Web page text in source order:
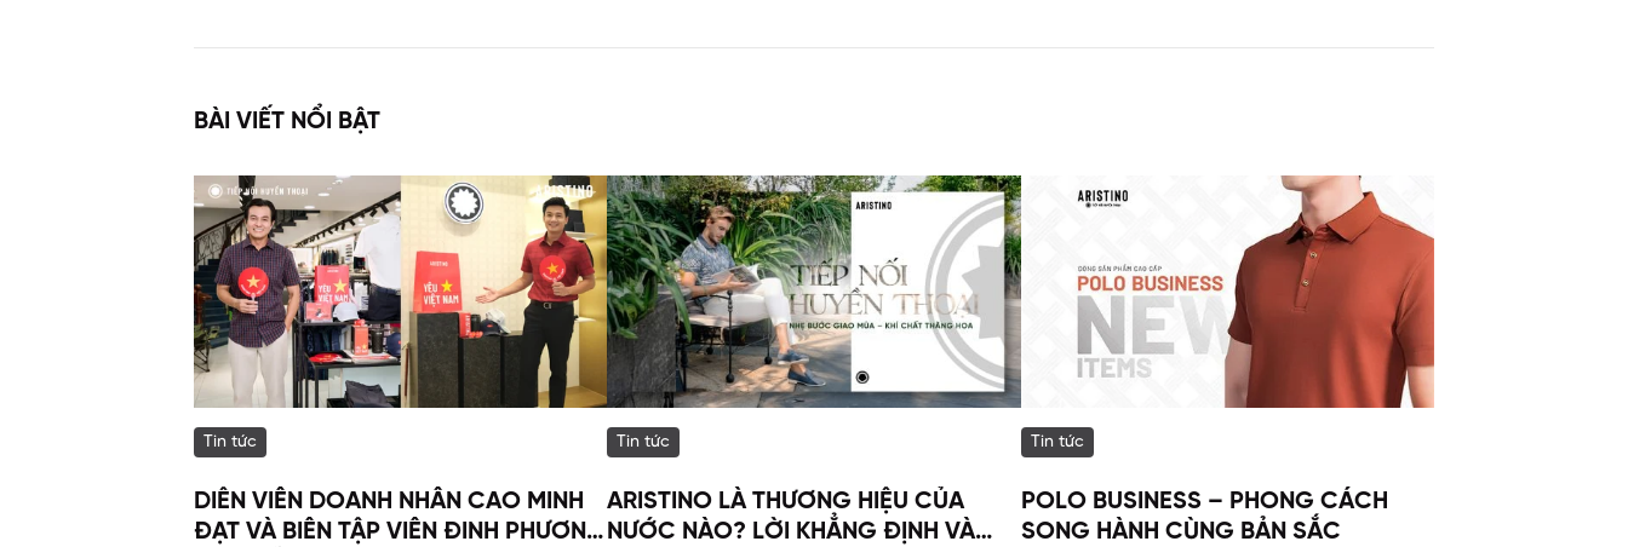
BÀI VIẾT NỔI BẬT
Tin tức
DIỄN VIÊN DOANH NHÂN CAO MINH
ĐẠT VÀ BIÊN TẬP VIÊN ĐINH PHƯƠNG
Tin tức
ARISTINO LÀ THƯƠNG HIỆU CỦA
NƯỚC NÀO? LỜI KHẲNG ĐỊNH VÀ
Tin tức
POLO BUSINESS – PHONG CÁCH
SONG HÀNH CÙNG BẢN SẮC